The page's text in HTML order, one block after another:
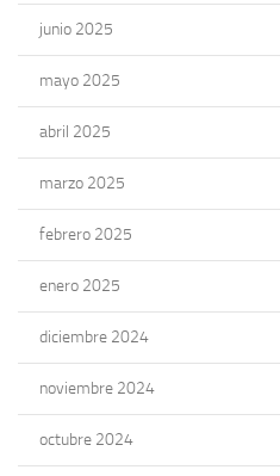
junio 2025
mayo 2025
abril 2025
marzo 2025
febrero 2025
enero 2025
diciembre 2024
noviembre 2024
octubre 2024